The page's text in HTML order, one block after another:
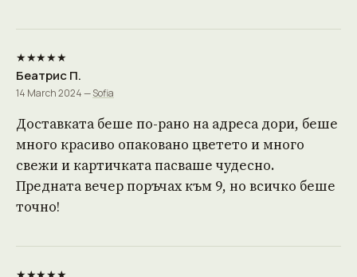
★★★★★
Беатрис П.
14 March 2024 —Sofia
Доставката беше по-рано на адреса дори, беше
много красиво опаковано цветето и много
свежи и картичката пасваше чудесно.
Предната вечер поръчах към 9, но всичко беше
точно!